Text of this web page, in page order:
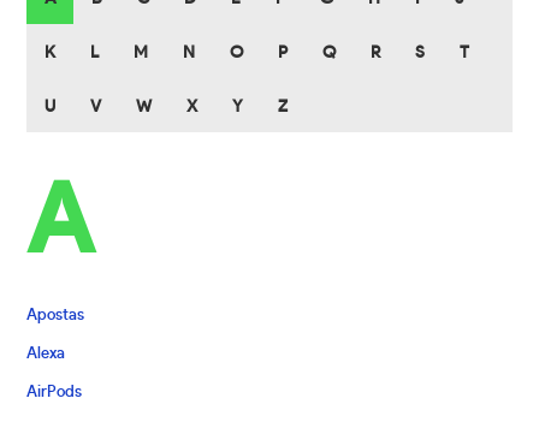
K L M N O P Q R S T
U V W X Y Z
A
Apostas
Alexa
AirPods